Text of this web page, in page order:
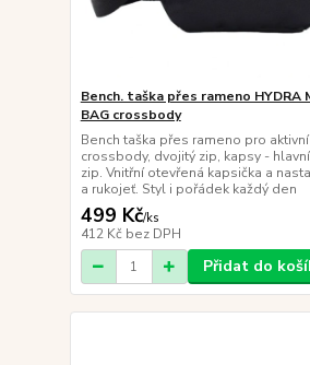
Bench. taška přes rameno HYDRA
BAG crossbody
Bench taška přes rameno pro
crossbody, dvojitý zip, kapsy -
zip. Vnitřní otevřená kapsička a
a rukojeť. Styl i pořádek každý den
499 Kč/ks
412 Kč bez DPH
Přidat do